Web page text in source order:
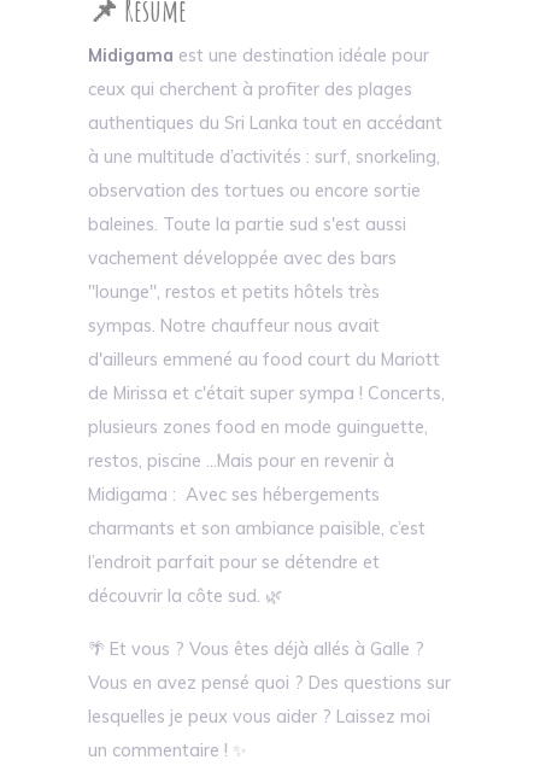
📌 Résumé
Midigama est une destination idéale pour
ceux qui cherchent à profiter des plages
authentiques du Sri Lanka tout en accédant
à une multitude d’activités : surf, snorkeling,
observation des tortues ou encore sortie
baleines. Toute la partie sud s'est aussi
vachement développée avec des bars
"lounge", restos et petits hôtels très
sympas. Notre chauffeur nous avait
d'ailleurs emmené au food court du Mariott
de Mirissa et c'était super sympa ! Concerts,
plusieurs zones food en mode guinguette,
restos, piscine ...Mais pour en revenir à
Midigama : Avec ses hébergements
charmants et son ambiance paisible, c’est
l’endroit parfait pour se détendre et
découvrir la côte sud. 🌿
🌴 Et vous ? Vous êtes déjà allés à Galle ?
Vous en avez pensé quoi ? Des questions sur
lesquelles je peux vous aider ? Laissez moi
un commentaire ! ✨